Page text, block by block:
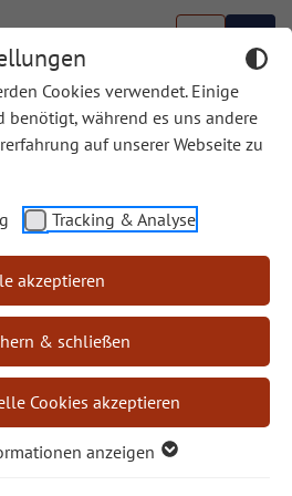
Cookies verwendet. Einige
benötigt, während es uns andere
auf unserer Webseite zu
Tracking & Analyse
akzeptieren
& schließen
Cookies akzeptieren
anzeigen
Hinweisen informieren wir
das statistische
sowie Ihre
Indem Sie unseren
erklären Sie sich mit dem
Verfahren
Wir versenden Newsletter, E-
Benachrichtigungen